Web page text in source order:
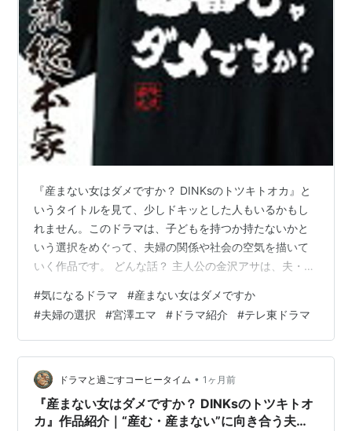
『産まない女はダメですか？ DINKsのトツキトオカ』と
いうタイトルを見て、少しドキッとした人もいるかもし
れません。このドラマは、子どもを持つか持たないかと
いう選択をめぐって、夫婦の関係や社会の空気を描いて
いく作品です。 どんな話？ 主人公の金沢アサは、夫・哲
いう生き方を選んでいました。けれど、予期せぬ妊娠を
きっかけに、夫婦の間に隠れていた思いが一気に表へ出
てきます。信じていた関係が揺らぐ中で、アサがどんな
選択をしていくのかが物語の軸になります。 初めて見る
人でも入りやすい？ テーマは重めですが、現代的な夫婦
ドラマとして入りやすい作品だと思…
#気になるドラマ #産まない女はダメですか
#夫婦の選択 #宮澤エマ # ドラマ紹介 #テレ東ドラマ
ドラマと過ごすコーヒータイム • 1ヶ月前
『産まない女はダメですか？ DINKsのトツキトオ
カ』作品紹介｜“産む・産まない”に向き合う夫婦